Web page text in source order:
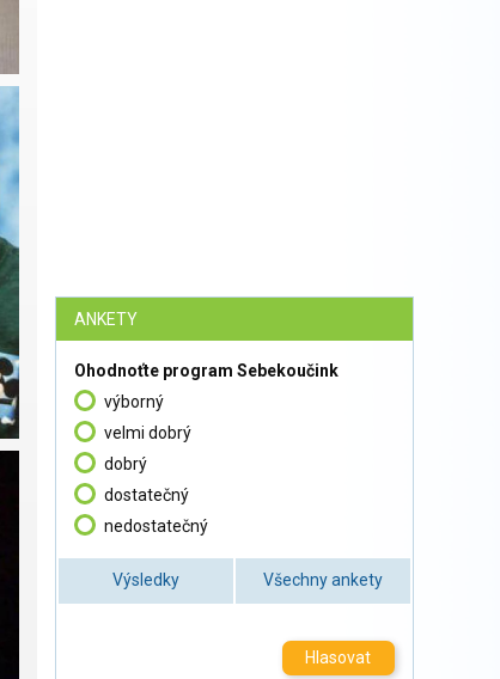
ANKETY
Ohodnoťte program Sebekoučink
výborný
velmi dobrý
dobrý
dostatečný
nedostatečný
Výsledky Všechny ankety
Hlasovat